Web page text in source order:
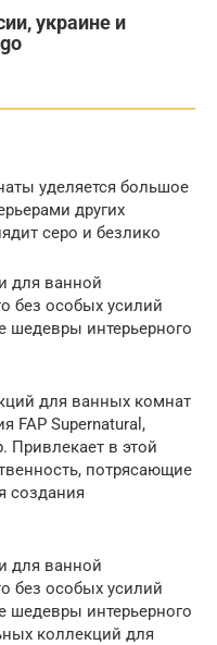
украине и
уделяется большое
других
серо и безлико
для ванной
без особых усилий
шедевры интерьерного
для ванных комнат
FAP Supernatural,
в этой
потрясающие
создания
для ванной
без особых усилий
шедевры интерьерного
коллекций для